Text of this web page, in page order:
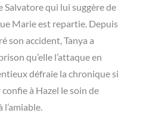
Salvatore qui lui suggère de
Marie est repartie. Depuis
son accident, Tanya a
qu’elle l’attaque en
défraie la chronique si
à Hazel le soin de